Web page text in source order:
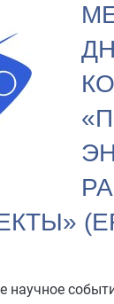
научное